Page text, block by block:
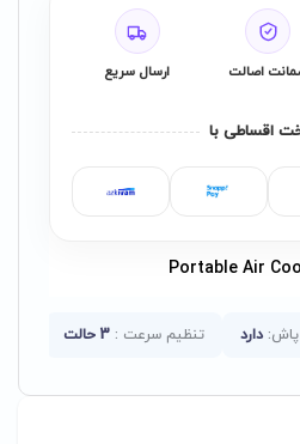
اصالت ارسال سریع
اقساطی با
Portable Air
پاش: دارد تنظیم سرعت : 3 حالت